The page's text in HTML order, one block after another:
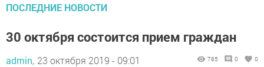
ПОСЛЕДНИЕ НОВОСТИ
30 октября состоится прием граждан
admin, 23 октября 2019 - 09:01 785 0 0